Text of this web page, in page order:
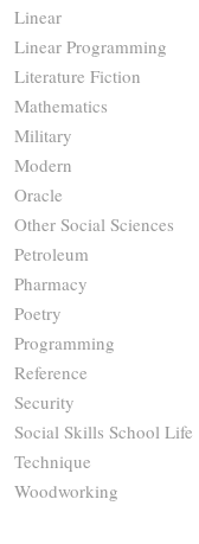
Linear
Linear Programming
Literature Fiction
Mathematics
Military
Modern
Oracle
Other Social Sciences
Petroleum
Pharmacy
Poetry
Programming
Reference
Security
Social Skills School Life
Technique
Woodworking